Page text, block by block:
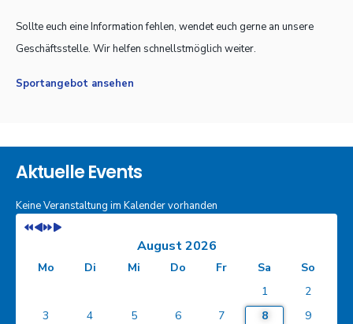
Sollte euch eine Information fehlen, wendet euch gerne an unsere
Geschäftsstelle. Wir helfen schnellstmöglich weiter.
Sportangebot ansehen
Aktuelle Events
Keine Veranstaltung im Kalender vorhanden
August 2026
Mo Di Mi Do Fr Sa
So
1
2
3
4 5 6 7 8
9